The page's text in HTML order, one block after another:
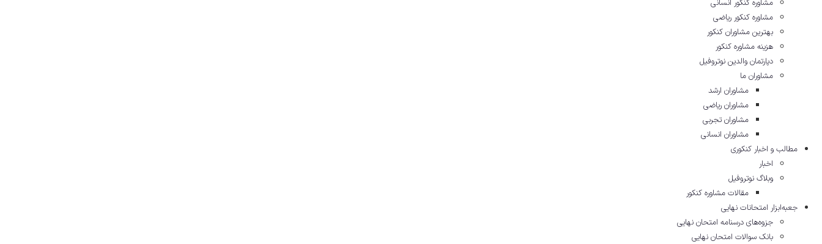
مشاوره کنکور انسانی
مشاوره کنکور ریاضی
بهترین مشاوران کنکور
هزینه مشاوره کنکور
دپارتمان والدین نوتروفیل
مشاوران ما
مشاوران ارشد
مشاوران ریاضی
مشاوران تجربی
مشاوران انسانی
مطالب و اخبار کنکوری
اخبار
وبلاگ نوتروفیل
مقالات مشاوره‌ کنکور
جعبه‌ابزار امتحانات نهایی
جزوه‌های درسنامه امتحان نهایی
بانک سوالات امتحان نهایی